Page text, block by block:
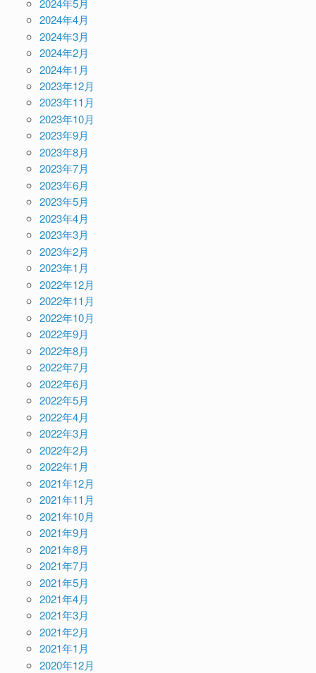
2024年4月
2024年3月
2024年2月
2024年1月
2023年12月
2023年11月
2023年10月
2023年9月
2023年8月
2023年7月
2023年6月
2023年5月
2023年4月
2023年3月
2023年2月
2023年1月
2022年12月
2022年11月
2022年10月
2022年9月
2022年8月
2022年7月
2022年6月
2022年5月
2022年4月
2022年3月
2022年2月
2022年1月
2021年12月
2021年11月
2021年10月
2021年9月
2021年8月
2021年7月
2021年5月
2021年4月
2021年3月
2021年2月
2021年1月
2020年12月